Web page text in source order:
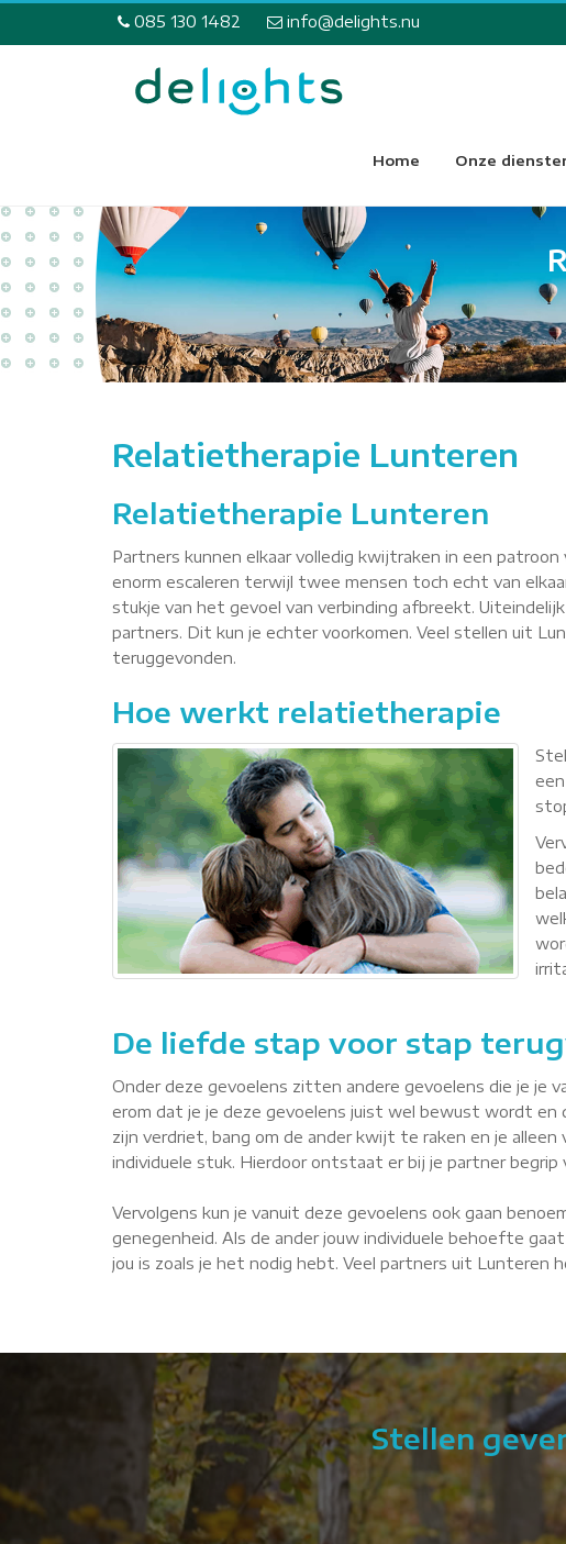
085 130 1482 info@delights.nu
Home Onze
Relatietherapie Lunteren
Relatietherapie Lunteren
Partners kunnen elkaar volledig kwijtraken in een
enorm escaleren terwijl twee mensen toch echt van
stukje van het gevoel van verbinding afbreekt.
partners. Dit kun je echter voorkomen. Veel stellen uit
teruggevonden.
Hoe werkt relatietherapie
De liefde stap voor stap
Onder deze gevoelens zitten andere gevoelens die je je
erom dat je je deze gevoelens juist wel bewust wordt
zijn verdriet, bang om de ander kwijt te raken en je
individuele stuk. Hierdoor ontstaat er bij je partner begrip
Vervolgens kun je vanuit deze gevoelens ook gaan
genegenheid. Als de ander jouw individuele behoefte
jou is zoals je het nodig hebt. Veel partners uit Lunteren
Stellen